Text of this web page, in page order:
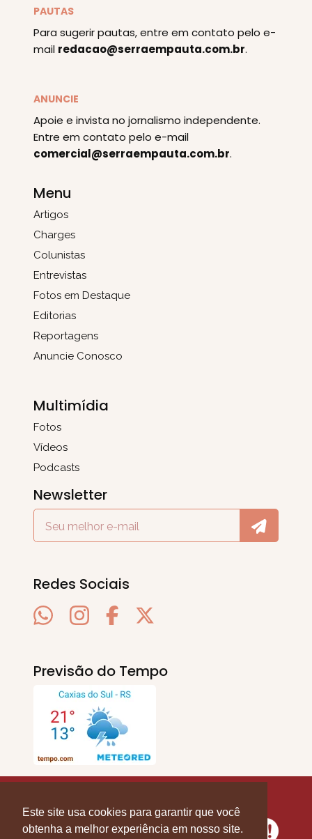
Este site usa cookies para garantir que você
obtenha a melhor experiência em nosso site.
PAUTAS
Para sugerir pautas, entre em contato pelo e-
mail redacao@serraempauta.com.br.
ANUNCIE
Apoie e invista no jornalismo independente.
Entre em contato pelo e-mail
comercial@serraempauta.com.br.
Menu
Artigos
Charges
Colunistas
Entrevistas
Fotos em Destaque
Editorias
Reportagens
Anuncie Conosco
Multimídia
Fotos
Vídeos
Podcasts
Newsletter
Redes Sociais
Previsão do Tempo
Direitos Reservados.